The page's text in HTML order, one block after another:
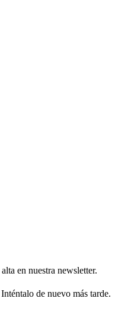
en nuestra newsletter.
de nuevo más tarde.